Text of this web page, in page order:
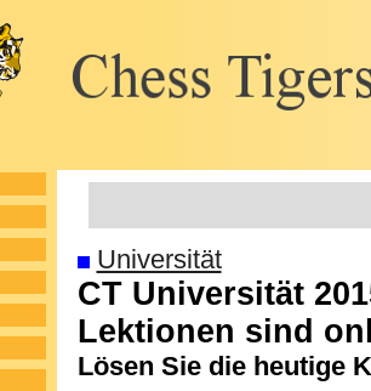
Universität
CT Universität
Lektionen sind
Lösen Sie die heutige